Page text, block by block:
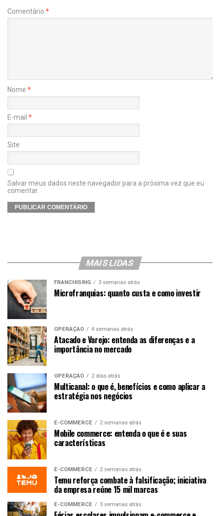
Comentário *
Nome *
E-mail *
Site
Salvar meus dados neste navegador para a próxima vez que eu
comentar.
MAIS LIDAS
FRANCHISING 3 semanas atrás
Microfranquias: quanto custa e como investir
OPERAÇÃO 4 semanas atrás
Atacado e Varejo: entenda as diferenças e a
importância no mercado
OPERAÇÃO 2 dias atrás
Multicanal: o que é, benefícios e como aplicar a
estratégia nos negócios
E-COMMERCE 2 semanas atrás
Mobile commerce: entenda o que é e suas
características
E-COMMERCE 2 semanas atrás
Temu reforça combate à falsificação; iniciativa
da empresa reúne 15 mil marcas
E-COMMERCE 3 semanas atrás